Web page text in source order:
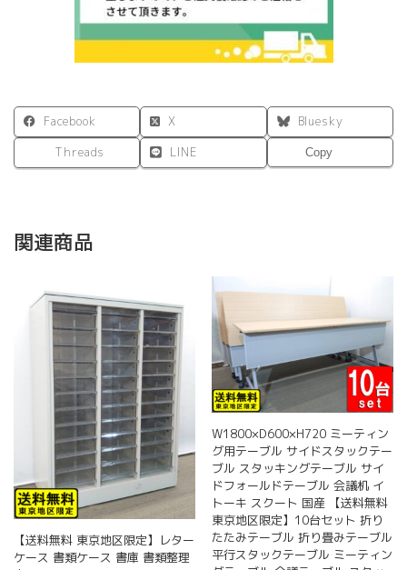
Facebook X
Bluesky
Threads
LINE Copy
関連商品
【送料無料 東京地区限定】レター
ケース 書類ケース 書庫 書類整理
W1800×D600×H720 ミーティン
グ用テーブル サイドスタックテー
ブル スタッキングテーブル サイ
ドフォールドテーブル 会議机 イ
トーキ スクート 国産 【送料無料
東京地区限定】10台セット 折り
たたみテーブル 折り畳みテーブル
平行スタックテーブル ミーティン